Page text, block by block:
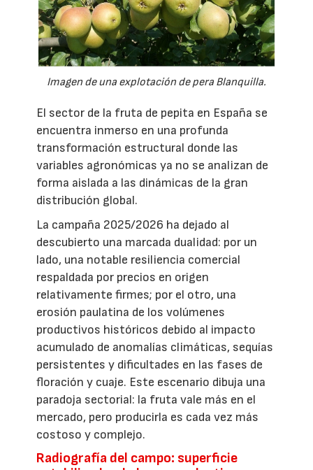
Imagen de una explotación de pera Blanquilla.
El sector de la fruta de pepita en España se
encuentra inmerso en una profunda
transformación estructural donde las
variables agronómicas ya no se analizan de
forma aislada a las dinámicas de la gran
distribución global.
La campaña 2025/2026 ha dejado al
descubierto una marcada dualidad: por un
lado, una notable resiliencia comercial
respaldada por precios en origen
relativamente firmes; por el otro, una
erosión paulatina de los volúmenes
productivos históricos debido al impacto
acumulado de anomalías climáticas, sequías
persistentes y dificultades en las fases de
floración y cuaje. Este escenario dibuja una
paradoja sectorial: la fruta vale más en el
mercado, pero producirla es cada vez más
costoso y complejo.
Radiografía del campo: superficie